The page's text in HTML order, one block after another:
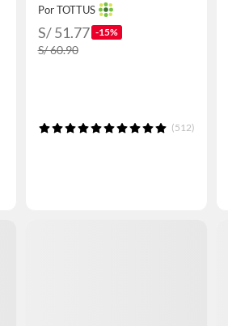
Por TOTTUS
S/ 51.77 -15%
S/ 60.90
(512)